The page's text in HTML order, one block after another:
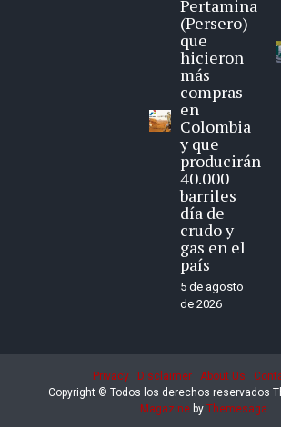
Pertamina
(Persero)
que
hicieron
más
compras
en
Colombia
y que
producirán
40.000
barriles
día de
crudo y
gas en el
país
5 de agosto
de 2026
Privacy Disclaimer About Us
Copyright © Todos los derechos reservados
Magazine by Themesaga